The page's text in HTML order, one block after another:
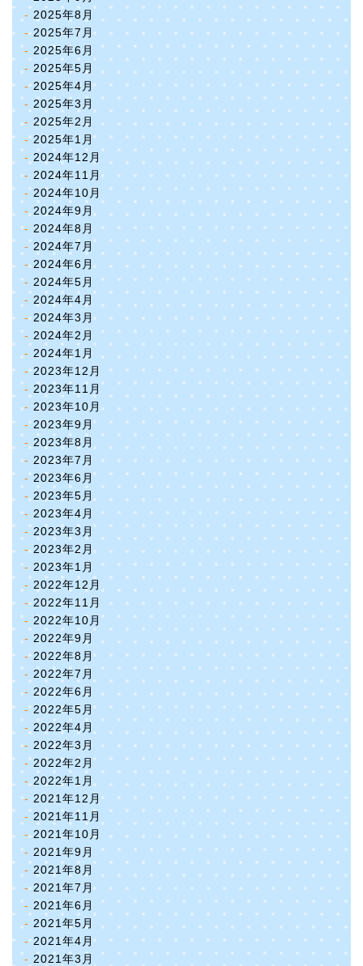
2025年8月
2025年7月
2025年6月
2025年5月
2025年4月
2025年3月
2025年2月
2025年1月
2024年12月
2024年11月
2024年10月
2024年9月
2024年8月
2024年7月
2024年6月
2024年5月
2024年4月
2024年3月
2024年2月
2024年1月
2023年12月
2023年11月
2023年10月
2023年9月
2023年8月
2023年7月
2023年6月
2023年5月
2023年4月
2023年3月
2023年2月
2023年1月
2022年12月
2022年11月
2022年10月
2022年9月
2022年8月
2022年7月
2022年6月
2022年5月
2022年4月
2022年3月
2022年2月
2022年1月
2021年12月
2021年11月
2021年10月
2021年9月
2021年8月
2021年7月
2021年6月
2021年5月
2021年4月
2021年3月